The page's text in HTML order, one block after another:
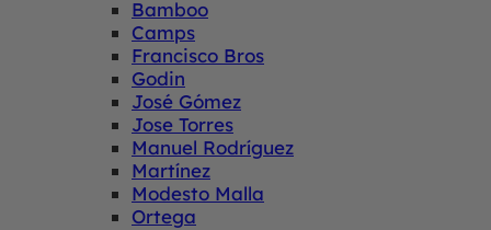
Bamboo
Camps
Francisco Bros
Godin
José Gómez
Jose Torres
Manuel Rodríguez
Martínez
Modesto Malla
Ortega